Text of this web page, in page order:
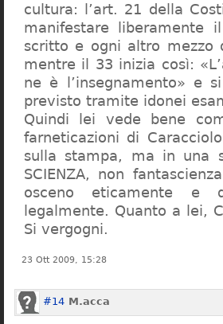
cultura: l’art. 21 della
manifestare liberamente
scritto e ogni altro mezzo
mentre il 33 inizia così:
ne è l’insegnamento» e
previsto tramite idonei
Quindi lei vede bene
farneticazioni di
sulla stampa, ma in una
SCIENZA, non
osceno eticamente e
legalmente. Quanto a lei,
Si vergogni.
23 Ott 2009, 15:28
#14 M.acca